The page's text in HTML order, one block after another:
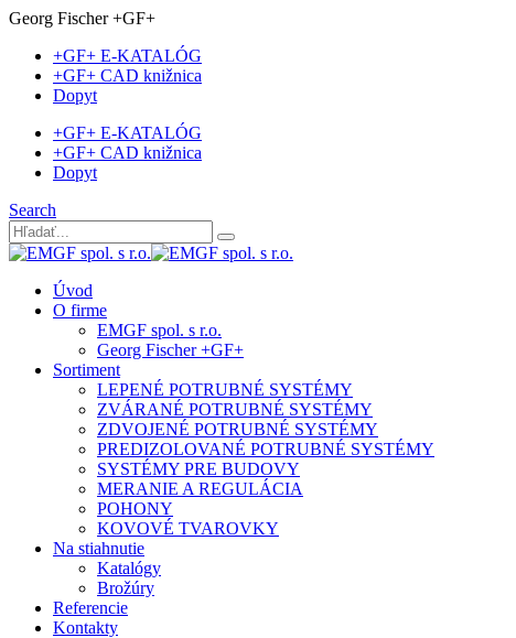
Georg Fischer +GF+
+GF+ E-KATALÓG
+GF+ CAD knižnica
Dopyt
+GF+ E-KATALÓG
+GF+ CAD knižnica
Dopyt
Search
Úvod
O firme
EMGF spol. s r.o.
Georg Fischer +GF+
Sortiment
LEPENÉ POTRUBNÉ SYSTÉMY
ZVÁRANÉ POTRUBNÉ SYSTÉMY
ZDVOJENÉ POTRUBNÉ SYSTÉMY
PREDIZOLOVANÉ POTRUBNÉ SYSTÉMY
SYSTÉMY PRE BUDOVY
MERANIE A REGULÁCIA
POHONY
KOVOVÉ TVAROVKY
Na stiahnutie
Katalógy
Brožúry
Referencie
Kontakty